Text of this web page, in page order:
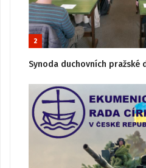
2
Synoda duchovních pražské